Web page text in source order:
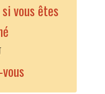
vous êtes